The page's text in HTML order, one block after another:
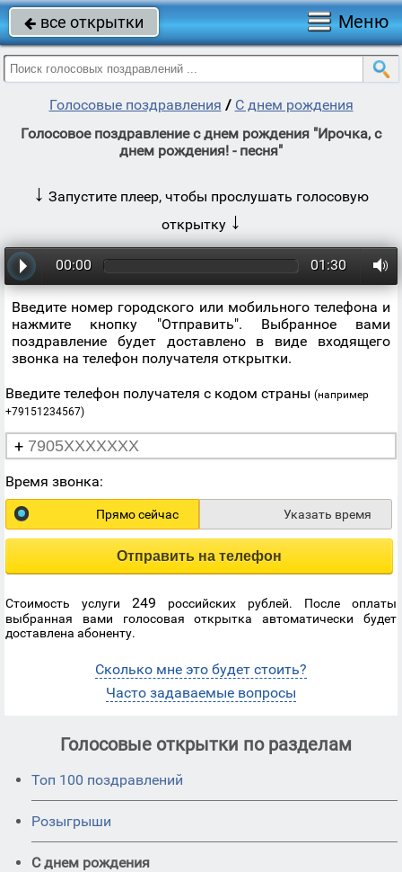
 все открытки Меню
Голосовые поздравления / С днем рождения
Голосовое поздравление с днем рождения "Ирочка, с
днем рождения! - песня"
↓ Запустите плеер, чтобы прослушать голосовую
открытку ↓
00:00 01:30
Введите номер городского или мобильного телефона и
нажмите кнопку "Отправить". Выбранное вами
поздравление будет доставлено в виде входящего
звонка на телефон получателя открытки.
Введите телефон получателя с кодом страны (например
+79151234567)
+
Время звонка:
Прямо сейчас Указать время
Отправить на телефон
Стоимость услуги 249 российских рублей. После оплаты
выбранная вами голосовая открытка автоматически будет
доставлена абоненту.
Сколько мне это будет стоить?
Часто задаваемые вопросы
Голосовые открытки по разделам
Топ 100 поздравлений
Розыгрыши
С днем рождения